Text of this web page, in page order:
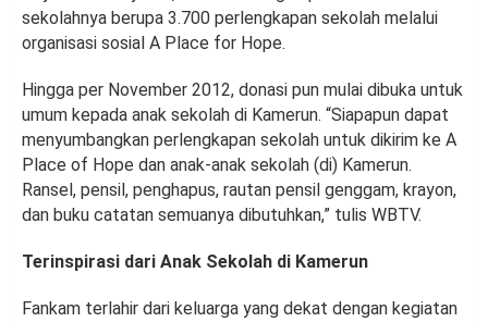
sekolahnya berupa 3.700 perlengkapan sekolah melalui
organisasi sosial A Place for Hope.
Hingga per November 2012, donasi pun mulai dibuka untuk
umum kepada anak sekolah di Kamerun. “Siapapun dapat
menyumbangkan perlengkapan sekolah untuk dikirim ke A
Place of Hope dan anak-anak sekolah (di) Kamerun.
Ransel, pensil, penghapus, rautan pensil genggam, krayon,
dan buku catatan semuanya dibutuhkan,” tulis WBTV.
Terinspirasi dari Anak Sekolah di Kamerun
Fankam terlahir dari keluarga yang dekat dengan kegiatan